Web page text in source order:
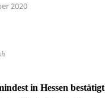
2020
in Hessen